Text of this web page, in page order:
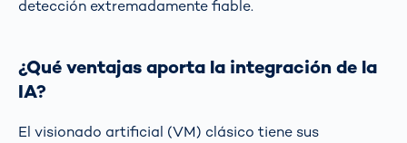
detección extremadamente fiable.
¿Qué ventajas aporta la integración de la
IA?
El visionado artificial (VM) clásico tiene sus